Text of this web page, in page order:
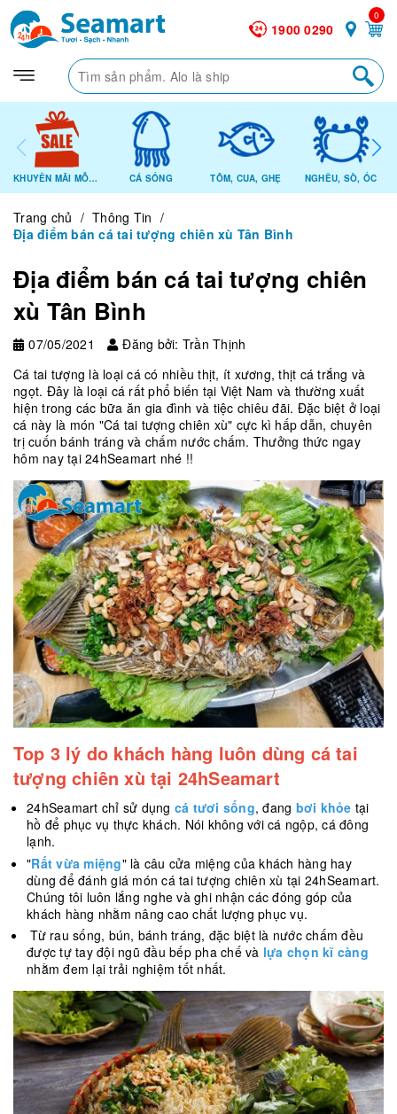
1900 0290
0
KHUYẾN MÃI MỖI NGÀY CÁ SỐNG TÔM, CUA, GHẸ NGHÊU, SÒ, ỐC
Trang chủ / Thông Tin /
Địa điểm bán cá tai tượng chiên xù Tân Bình
Địa điểm bán cá tai tượng chiên
xù Tân Bình
07/05/2021
Đăng bởi: Trần Thịnh
Cá tai tượng là loại cá có nhiều thịt, ít xương, thịt cá trắng và
ngọt. Đây là loại cá rất phổ biến tại Việt Nam và thường xuất
hiện trong các bữa ăn gia đình và tiệc chiêu đãi. Đặc biệt ở loại
cá này là món "Cá tai tượng chiên xù" cực kì hấp dẫn, chuyên
trị cuốn bánh tráng và chấm nước chấm. Thưởng thức ngay
hôm nay tại 24hSeamart nhé !!
Top 3 lý do khách hàng luôn dùng cá tai
tượng chiên xù tại 24hSeamart
24hSeamart chỉ sử dụng cá tươi sống, đang bơi khỏe tại
hồ để phục vụ thực khách. Nói không với cá ngộp, cá đông
lạnh.
"Rất vừa miệng" là câu cửa miệng của khách hàng hay
dùng để đánh giá món cá tai tượng chiên xù tại 24hSeamart.
Chúng tôi luôn lắng nghe và ghi nhận các đóng góp của
khách hàng nhằm nâng cao chất lượng phục vụ.
Từ rau sống, bún, bánh tráng, đặc biệt là nước chấm đều
được tự tay đội ngũ đầu bếp pha chế và lựa chọn kĩ càng
nhằm đem lại trải nghiệm tốt nhất.